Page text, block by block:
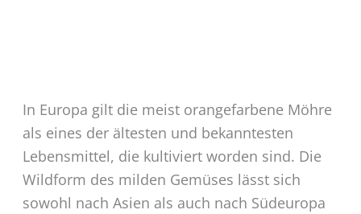
In Europa gilt die meist orangefarbene Möhre
als eines der ältesten und bekanntesten
Lebensmittel, die kultiviert worden sind. Die
Wildform des milden Gemüses lässt sich
sowohl nach Asien als auch nach Südeuropa